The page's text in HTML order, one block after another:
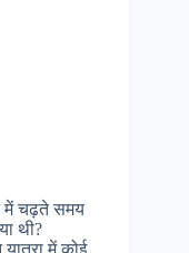
में चढ़ते समय
थी?
में कोई